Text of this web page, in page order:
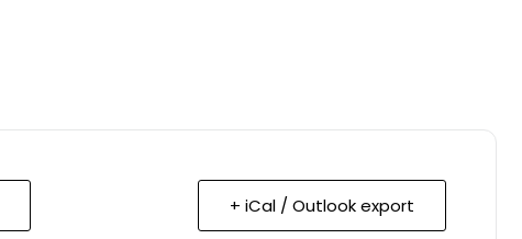
+ iCal / Outlook export